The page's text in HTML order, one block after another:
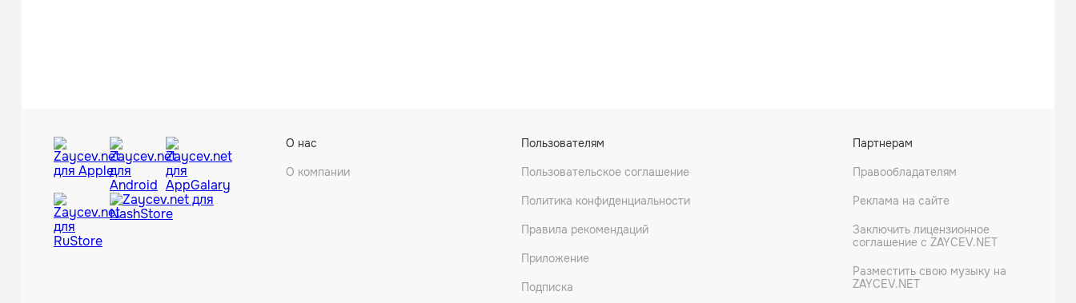
О нас
О компании
Пользователям
Пользовательское соглашение
Политика конфиденциальности
Правила рекомендаций
Приложение
Подписка
Партнерам
Правообладателям
Реклама на сайте
Заключить лицензионное
соглашение с ZAYCEV.NET
Разместить свою музыку на
ZAYCEV.NET